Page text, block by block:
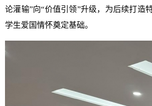
论灌输”向“价值引领”升级，为后续打造
学生爱国情怀奠定基础。